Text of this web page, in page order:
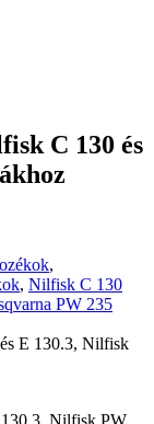
C 130 és
,
, Nilfisk C 130
PW 235
E 130.3, Nilfisk